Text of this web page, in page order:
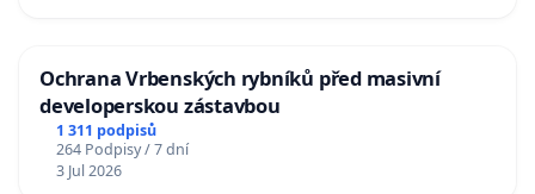
Ochrana Vrbenských rybníků před masivní
developerskou zástavbou
1 311 podpisů
264 Podpisy / 7 dní
3 Jul 2026